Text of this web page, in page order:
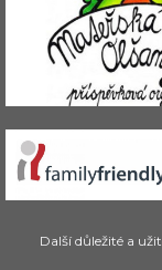
Další důležité a